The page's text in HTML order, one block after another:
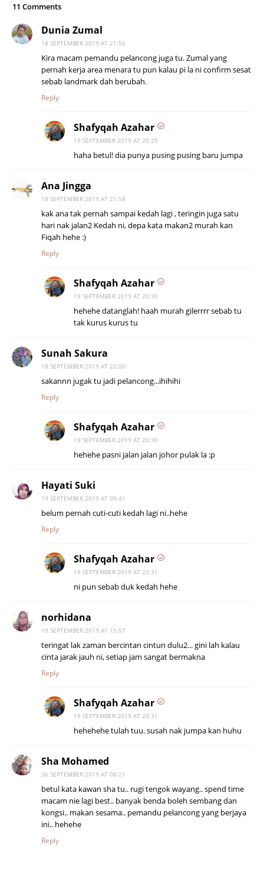
11 Comments
Dunia Zumal
18 SEPTEMBER 2019 AT 21:56
Kira macam pemandu pelancong juga tu. Zumal yang
pernah kerja area menara tu pun kalau pi la ni confirm sesat
sebab landmark dah berubah.
Reply
Shafyqah Azahar
19 SEPTEMBER 2019 AT 20:29
haha betul! dia punya pusing pusing baru jumpa
Ana Jingga
18 SEPTEMBER 2019 AT 21:58
kak ana tak pernah sampai kedah lagi , teringin juga satu
hari nak jalan2 Kedah ni, depa kata makan2 murah kan
Fiqah hehe :)
Reply
Shafyqah Azahar
19 SEPTEMBER 2019 AT 20:30
hehehe datanglah! haah murah gilerrrr sebab tu
tak kurus kurus tu
Sunah Sakura
18 SEPTEMBER 2019 AT 22:00
sakannn jugak tu jadi pelancong...ihihihi
Reply
Shafyqah Azahar
19 SEPTEMBER 2019 AT 20:30
hehehe pasni jalan jalan johor pulak la :p
Hayati Suki
19 SEPTEMBER 2019 AT 09:41
belum pernah cuti-cuti kedah lagi ni..hehe
Reply
Shafyqah Azahar
19 SEPTEMBER 2019 AT 20:31
ni pun sebab duk kedah hehe
norhidana
19 SEPTEMBER 2019 AT 15:57
teringat lak zaman bercintan cintun dulu2... gini lah kalau
cinta jarak jauh ni, setiap jam sangat bermakna
Reply
Shafyqah Azahar
19 SEPTEMBER 2019 AT 20:31
hehehehe tulah tuu. susah nak jumpa kan huhu
Sha Mohamed
26 SEPTEMBER 2019 AT 08:21
betul kata kawan sha tu.. rugi tengok wayang.. spend time
macam nie lagi best.. banyak benda boleh sembang dan
kongsi.. makan sesama.. pemandu pelancong yang berjaya
ini.. hehehe
Reply